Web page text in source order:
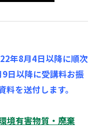
年8月4日以降に順次
日以降に受講料お振
を送付します。
境有害物質・廃棄